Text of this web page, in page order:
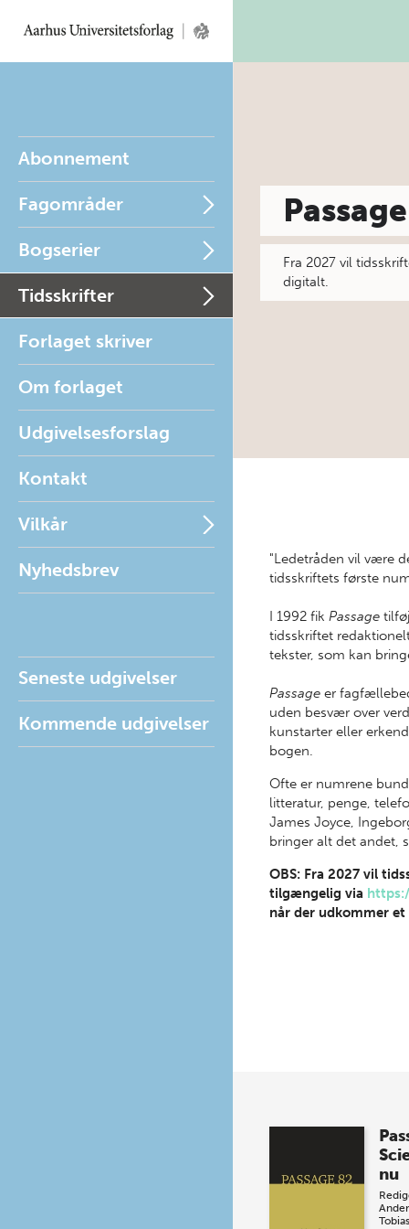
Abonnement
Fagområder
Bogserier
Tidsskrifter
Forlaget skriver
Om forlaget
Udgivelsesforslag
Kontakt
Vilkår
Nyhedsbrev
Seneste udgivelser
Kommende udgivelser
Passage
Fra 2027 vil
digitalt.
"Ledetråden vil være
tidsskriftets første
I 1992 fikPassage
tidsskriftet
tekster, som kan
Passage er
uden besvær over
kunstarter eller
bogen.
Ofte er numrene
litteratur, penge,
James Joyce,
bringer alt det andet,
OBS: Fra 2027 vil
tilgængelig via
når der udkommer et
nu